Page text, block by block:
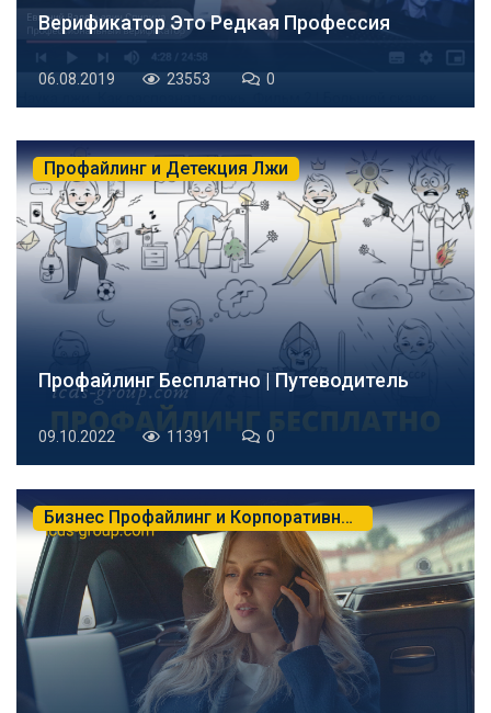
Верификатор Это Редкая Профессия
06.08.2019 23553 0
Профайлинг и Детекция Лжи
Профайлинг Бесплатно | Путеводитель
09.10.2022 11391 0
Бизнес Профайлинг и Корпоративная Психология